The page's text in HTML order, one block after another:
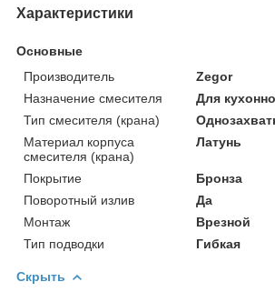
Характеристики
Основные
Производитель
Zegor
Назначение смесителя
Для
Тип смесителя (крана)
Материал корпуса
смесителя (крана)
Латунь
Покрытие
Бронза
Поворотный излив
Да
Монтаж
Врезной
Тип подводки
Гибкая
Скрыть